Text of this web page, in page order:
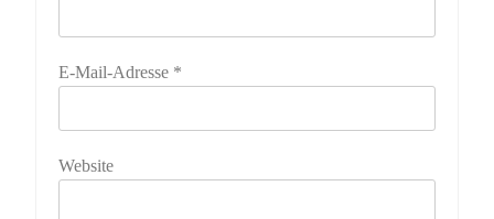
E-Mail-Adresse *
Website